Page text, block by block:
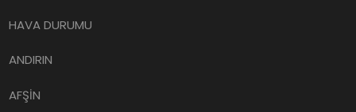
HAVA DURUMU
ANDIRIN
AFŞİN